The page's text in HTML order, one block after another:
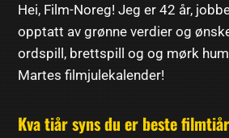
Hei, Film-Noreg! Jeg er 42 år,
opptatt av grønne verdier og
ordspill, brettspill og og mørk
Martes filmjulekalender!
Kva tiår syns du er beste